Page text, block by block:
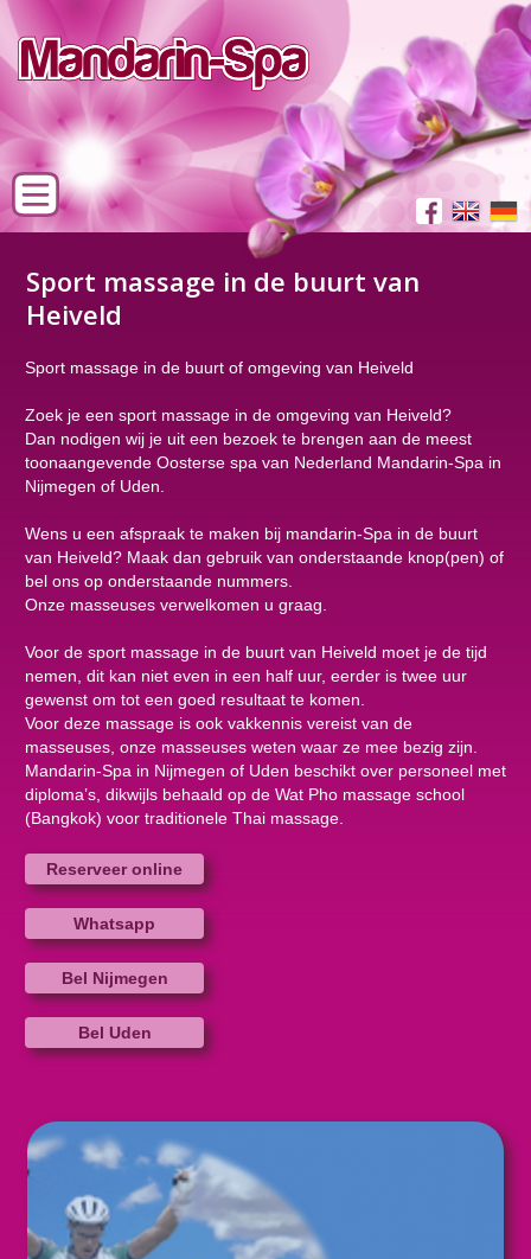
Sport massage in de buurt van
Heiveld
Sport massage in de buurt of omgeving van Heiveld
Zoek je een sport massage in de omgeving van Heiveld?
Dan nodigen wij je uit een bezoek te brengen aan de meest
toonaangevende Oosterse spa van Nederland Mandarin-Spa in
Nijmegen of Uden.
Wens u een afspraak te maken bij mandarin-Spa in de buurt
van Heiveld? Maak dan gebruik van onderstaande knop(pen) of
bel ons op onderstaande nummers.
Onze masseuses verwelkomen u graag.
Voor de sport massage in de buurt van Heiveld moet je de tijd
nemen, dit kan niet even in een half uur, eerder is twee uur
gewenst om tot een goed resultaat te komen.
Voor deze massage is ook vakkennis vereist van de
masseuses, onze masseuses weten waar ze mee bezig zijn.
Mandarin-Spa in Nijmegen of Uden beschikt over personeel met
diploma’s, dikwijls behaald op de Wat Pho massage school
(Bangkok) voor traditionele Thai massage.
Reserveer online
Whatsapp
Bel Nijmegen
Bel Uden